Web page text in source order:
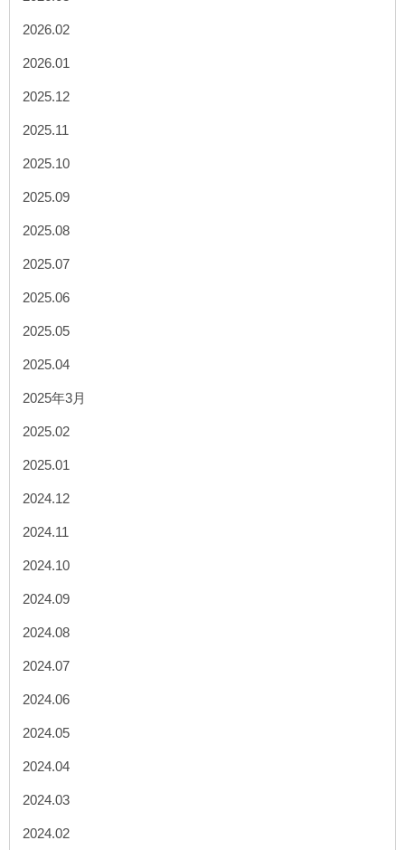
2026.02
2026.01
2025.12
2025.11
2025.10
2025.09
2025.08
2025.07
2025.06
2025.05
2025.04
2025年3月
2025.02
2025.01
2024.12
2024.11
2024.10
2024.09
2024.08
2024.07
2024.06
2024.05
2024.04
2024.03
2024.02